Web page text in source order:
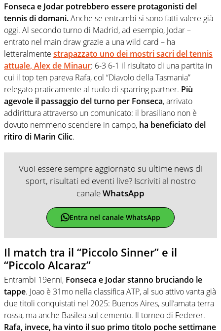
Fonseca e Jodar potrebbero essere protagonisti del
tennis di domani.Anche se entrambi si sono fatti valere già
oggi. Al secondo turno di Madrid, ad esempio, Jodar –
entrato nel main draw grazie a una wild card – ha
letteralmente strapazzato uno dei mostri sacri del tennis
attuale, Alex de Minaur: 6-3 6-1 il risultato di una partita in
cui il top ten pareva Rafa, col “Diavolo della Tasmania”
relegato praticamente al ruolo di sparring partner. Più
agevole il passaggio del turno per Fonseca, arrivato
addirittura attraverso un comunicato: il brasiliano non è
dovuto nemmeno scendere in campo, ha beneficiato del
ritiro di Marin Cilic.
Vuoi essere sempre aggiornato su ultime news di
sport, risultati ed eventi live? Iscriviti al nostro
canaleWhatsApp
Entra nel canale WhatsApp
Il match tra il “Piccolo Sinner” e il
“Piccolo Alcaraz”
Entrambi 19enni, Fonseca e Jodar stanno bruciando le
tappe. Joao è 31mo nella classifica ATP, al suo attivo vanta già
due titoli conquistati nel 2025: Buenos Aires, sull’amata terra
rossa, ma anche Basilea sul cemento. Il torneo di Federer.
Rafa, invece, ha vinto il suo primo titolo poche settimane